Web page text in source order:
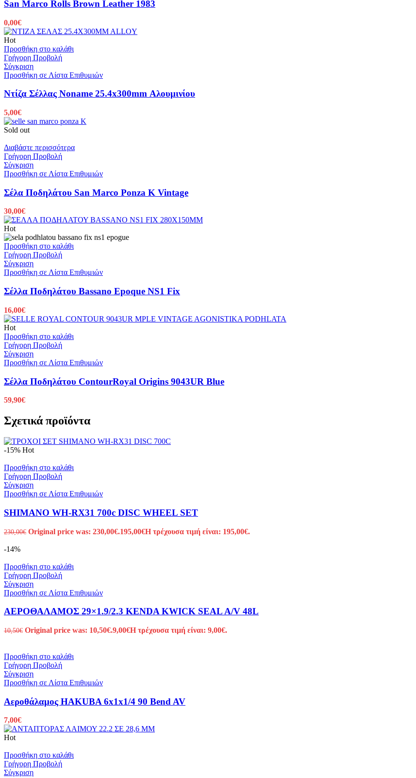
San Marco Rolls Brown Leather 1983
0,00€
Hot
Προσθήκη στο καλάθι
Γρήγορη Προβολή
Σύγκριση
Προσθήκη σε Λίστα Επιθυμιών
Ντίζα Σέλλας Noname 25.4x300mm Αλουμινίου
5,00€
Sold out
Διαβάστε περισσότερα
Γρήγορη Προβολή
Σύγκριση
Προσθήκη σε Λίστα Επιθυμιών
Σέλα Ποδηλάτου San Marco Ponza K Vintage
30,00€
Hot
Προσθήκη στο καλάθι
Γρήγορη Προβολή
Σύγκριση
Προσθήκη σε Λίστα Επιθυμιών
Σέλλα Ποδηλάτου Bassano Epoque NS1 Fix
16,00€
Hot
Προσθήκη στο καλάθι
Γρήγορη Προβολή
Σύγκριση
Προσθήκη σε Λίστα Επιθυμιών
Σέλλα Ποδηλάτου ContourRoyal Origins 9043UR Blue
59,90€
Σχετικά προϊόντα
-15% Hot
Προσθήκη στο καλάθι
Γρήγορη Προβολή
Σύγκριση
Προσθήκη σε Λίστα Επιθυμιών
SHIMANO WH-RX31 700c DISC WHEEL SET
230,00€ Original price was: 230,00€.195,00€Η τρέχουσα τιμή είναι: 195,00€.
-14%
Προσθήκη στο καλάθι
Γρήγορη Προβολή
Σύγκριση
Προσθήκη σε Λίστα Επιθυμιών
ΑΕΡΟΘΑΛΑΜΟΣ 29×1.9/2.3 KENDA KWICK SEAL A/V 48L
10,50€ Original price was: 10,50€.9,00€Η τρέχουσα τιμή είναι: 9,00€.
Προσθήκη στο καλάθι
Γρήγορη Προβολή
Σύγκριση
Προσθήκη σε Λίστα Επιθυμιών
Αεροθάλαμος HAKUBA 6x1x1/4 90 Bend AV
7,00€
Hot
Προσθήκη στο καλάθι
Γρήγορη Προβολή
Σύγκριση